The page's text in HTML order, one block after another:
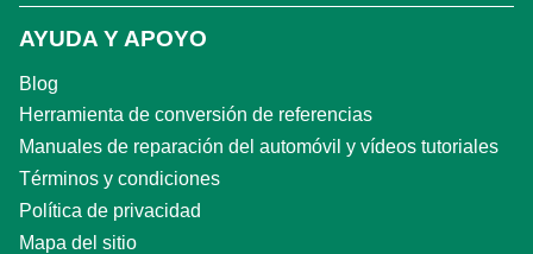
AYUDA Y APOYO
Blog
Herramienta de conversión de referencias
Manuales de reparación del automóvil y vídeos tutoriales
Términos y condiciones
Política de privacidad
Mapa del sitio